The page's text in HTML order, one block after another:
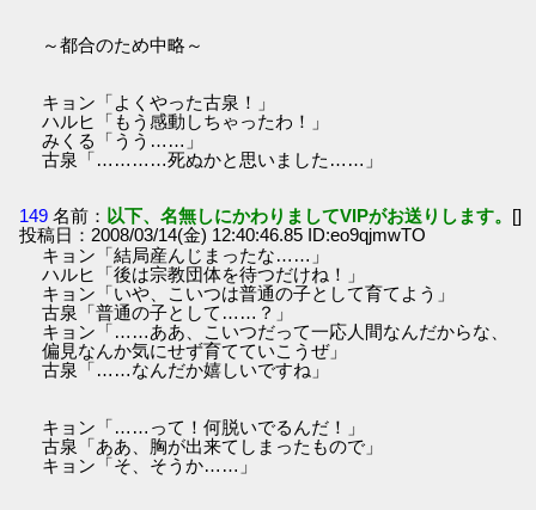
～都合のため中略～
キョン「よくやった古泉！」
ハルヒ「もう感動しちゃったわ！」
みくる「うう……」
古泉「…………死ぬかと思いました……」
149 名前： 以下、名無しにかわりましてVIPがお送りします。 []
投稿日：2008/03/14(金) 12:40:46.85 ID:eo9qjmwTO
キョン「結局産んじまったな……」
ハルヒ「後は宗教団体を待つだけね！」
キョン「いや、こいつは普通の子として育てよう」
古泉「普通の子として……？」
キョン「……ああ、こいつだって一応人間なんだからな、
偏見なんか気にせず育てていこうぜ」
古泉「……なんだか嬉しいですね」
キョン「……って！何脱いでるんだ！」
古泉「ああ、胸が出来てしまったもので」
キョン「そ、そうか……」